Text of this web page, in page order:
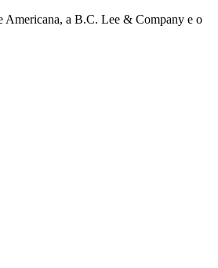
Americana, a B.C. Lee & Company e o